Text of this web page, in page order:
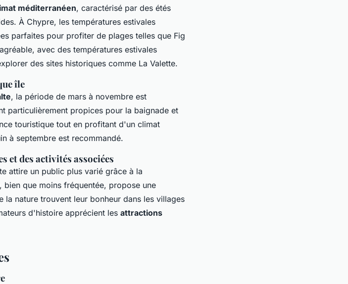
méditerranéen, caractérisé par des étés
À Chypre, les températures estivales
parfaites pour profiter de plages telles que Fig
avec des températures estivales
des sites historiques comme La Valette.
île
, la période de mars à novembre est
particulièrement propices pour la baignade et
touristique tout en profitant d'un climat
à septembre est recommandé.
et des activités associées
attire un public plus varié grâce à la
que moins fréquentée, propose une
la nature trouvent leur bonheur dans les villages
d'histoire apprécient les attractions